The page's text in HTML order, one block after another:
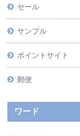
セール
サンプル
ポイントサイト
郵便
ワード